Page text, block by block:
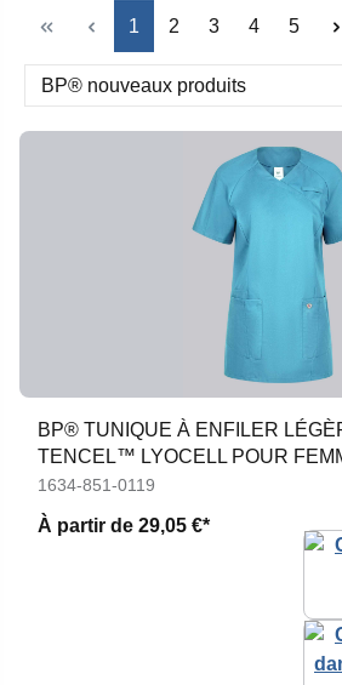
Page
1 Page
2 Page
3 Page
4 Page
5
BP® TUNIQUE À ENFILER
TENCEL™ LYOCELL POUR
1634-851-0119
À partir de 29,05 €*